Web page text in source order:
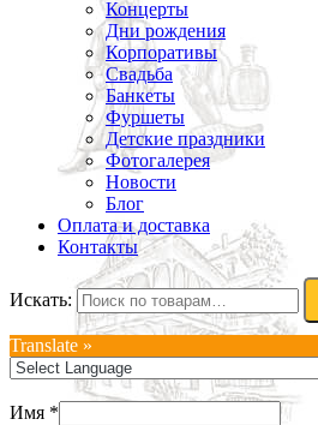
Концерты
Дни рождения
Корпоративы
Свадьба
Банкеты
Фуршеты
Детские праздники
Фотогалерея
Новости
Блог
Оплата и доставка
Контакты
Искать:
Translate »
Имя *